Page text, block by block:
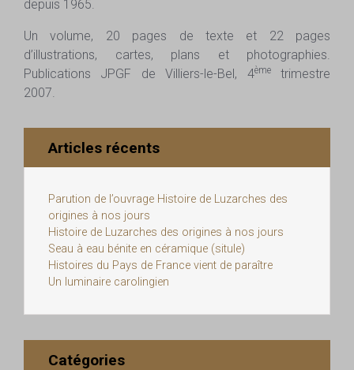
depuis 1965.
Un volume, 20 pages de texte et 22 pages
d’illustrations, cartes, plans et photographies.
Publications JPGF de Villiers-le-Bel, 4èmetrimestre
2007.
Articles récents
Parution de l’ouvrage Histoire de Luzarches des
origines à nos jours
Histoire de Luzarches des origines à nos jours
Seau à eau bénite en céramique (situle)
Histoires du Pays de France vient de paraître
Un luminaire carolingien
Catégories